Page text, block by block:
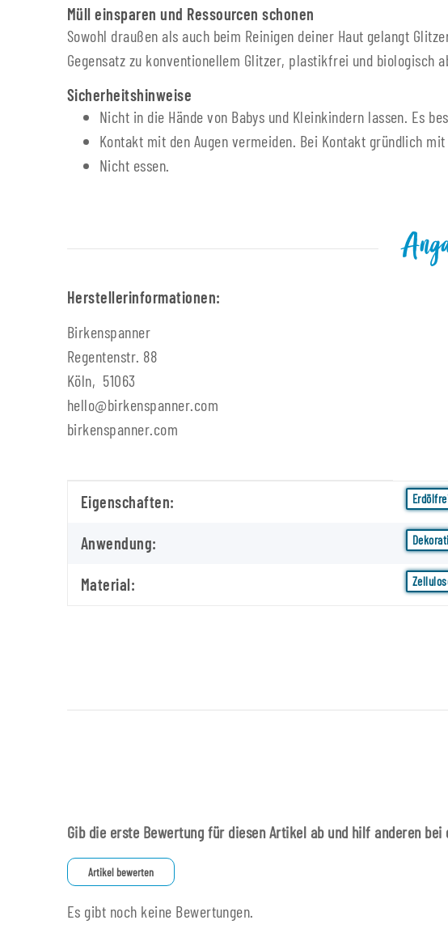
Müll einsparen und Ressourcen schonen
Sowohl draußen als auch beim Reinigen deiner Haut gelangt
Gegensatz zu konventionellem Glitzer, plastikfrei und biologisch
Sicherheitshinweise
Nicht in die Hände von Babys und Kleinkindern lassen. Es
Kontakt mit den Augen vermeiden. Bei Kontakt gründlich mit
Nicht essen.
Herstellerinformationen:
Birkenspanner
Regentenstr. 88
Köln, 51063
hello@birkenspanner.com
birkenspanner.com
Produkteigenschaft
Wert
Eigenschaften:
Anwendung:
Material:
Gib die erste Bewertung für diesen Artikel ab und hilf anderen bei
Artikel bewerten
Es gibt noch keine Bewertungen.